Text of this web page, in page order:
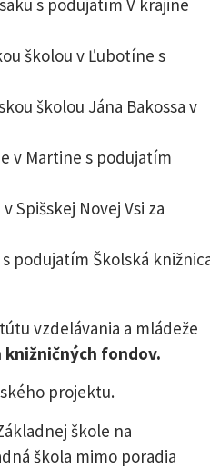
s podujatím V krajine
školou v Ľubotíne s
školou Jána Bakossa v
v Martine s podujatím
Spišskej Novej Vsi za
podujatím Školská
vzdelávania a mládeže
knižničných fondov.
projektu.
škole na
škola mimo poradia